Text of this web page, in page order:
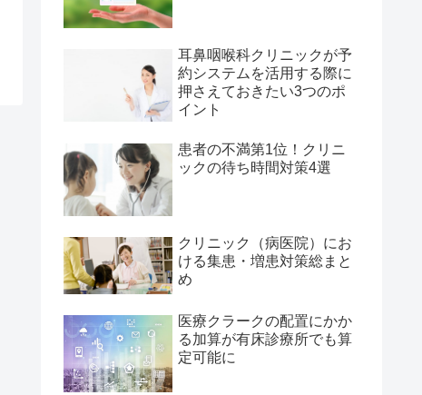
耳鼻咽喉科クリニックが予
約システムを活用する際に
押さえておきたい3つのポ
イント
患者の不満第1位！クリニ
ックの待ち時間対策4選
クリニック（病医院）にお
ける集患・増患対策総まと
め
医療クラークの配置にかか
る加算が有床診療所でも算
定可能に